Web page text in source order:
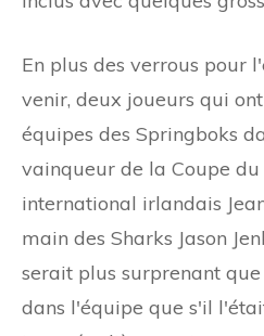
En plus des verrous pour
venir, deux joueurs qui
équipes des Springboks
vainqueur de la Coupe
international irlandais
main des Sharks Jason
serait plus surprenant
dans l'équipe que s'il